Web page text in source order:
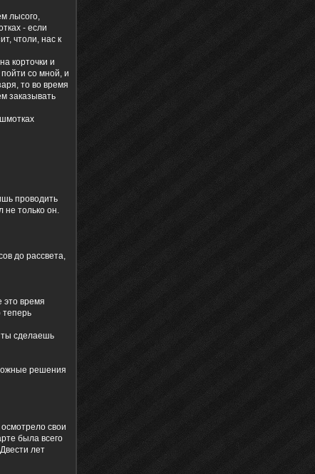
лысого,
- если
чтоли, нас к
корточки и
со мной, и
то во время
заказывать
проводить
не только он.
до рассвета,
это время
теперь
ты сделаешь
решения
свои
была всего
лет